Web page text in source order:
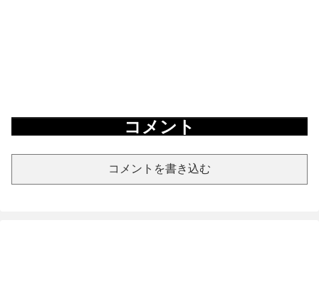
コメント
コメントを書き込む